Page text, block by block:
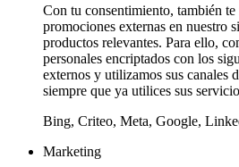
Con tu consentimiento, también
promociones externas en nuestro
productos relevantes. Para ello,
personales encriptados con los
externos y utilizamos sus canales
siempre que ya utilices sus
Bing, Criteo, Meta, Google,
Marketing